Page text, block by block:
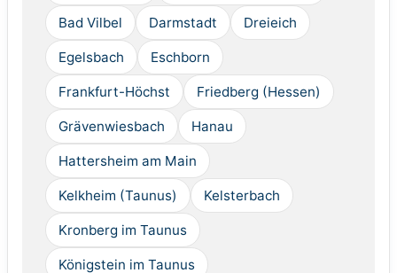
Bad Vilbel Darmstadt Dreieich
Egelsbach Eschborn
Frankfurt-Höchst Friedberg (Hessen)
Grävenwiesbach Hanau
Hattersheim am Main
Kelkheim (Taunus) Kelsterbach
Kronberg im Taunus
Königstein im Taunus